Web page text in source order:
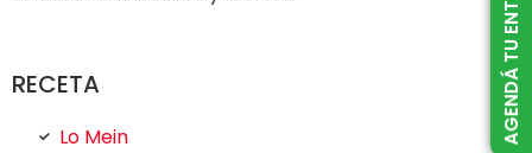
RECETA
Lo Mein